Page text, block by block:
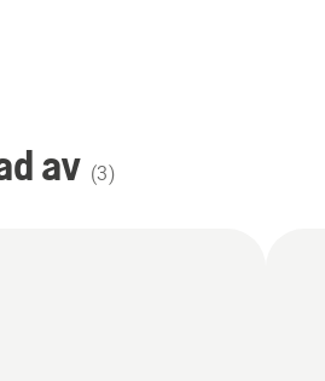
av (3)